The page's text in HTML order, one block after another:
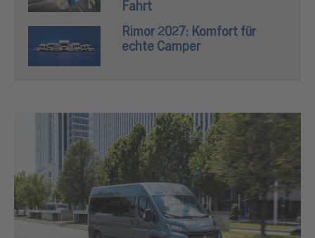
Fahrt
Rimor 2027: Komfort für
echte Camper